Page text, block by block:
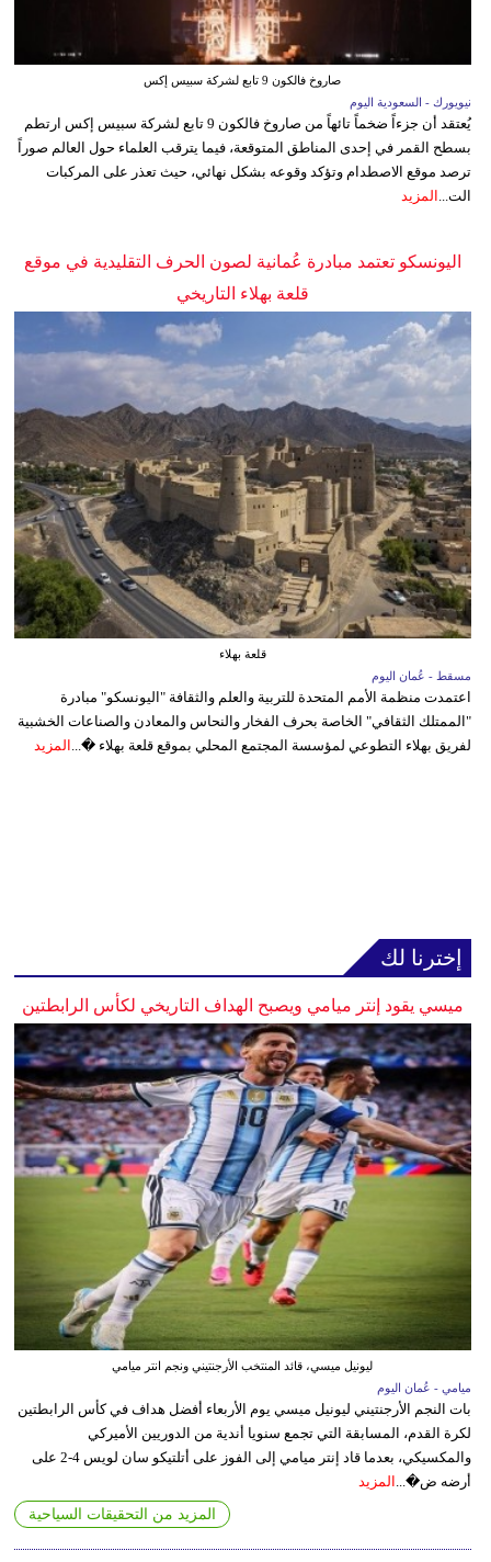
صاروخ فالكون 9 تابع لشركة سبيس إكس
نيويورك - السعودية اليوم
يُعتقد أن جزءاً ضخماً تائهاً من صاروخ فالكون 9 تابع لشركة سبيس إكس ارتطم
بسطح القمر في إحدى المناطق المتوقعة، فيما يترقب العلماء حول العالم صوراً
ترصد موقع الاصطدام وتؤكد وقوعه بشكل نهائي، حيث تعذر على المركبات
الت... المزيد
اليونسكو تعتمد مبادرة عُمانية لصون الحرف التقليدية في موقع
قلعة بهلاء التاريخي
قلعة بهلاء
مسقط - عُمان اليوم
اعتمدت منظمة الأمم المتحدة للتربية والعلم والثقافة "اليونسكو" مبادرة
"الممتلك الثقافي" الخاصة بحرف الفخار والنحاس والمعادن والصناعات الخشبية
لفريق بهلاء التطوعي لمؤسسة المجتمع المحلي بموقع قلعة بهلاء �... المزيد
إخترنا لك
ميسي يقود إنتر ميامي ويصبح الهداف التاريخي لكأس الرابطتين
ليونيل ميسي، قائد المنتخب الأرجنتيني ونجم انتر ميامي
ميامي - عُمان اليوم
بات النجم الأرجنتيني ليونيل ميسي يوم الأربعاء أفضل هداف في كأس الرابطتين
لكرة القدم، المسابقة التي تجمع سنويا أندية من الدوريين الأميركي
والمكسيكي، بعدما قاد إنتر ميامي إلى الفوز على أتلتيكو سان لويس 4-2 على
أرضه ض�...
المزيد
المزيد من التحقيقات السياحية